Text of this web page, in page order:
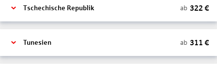
Tschechische Republik ab 322 €
Tunesien ab 311 €